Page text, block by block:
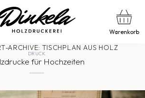
Warenkorb
ARCHIVE: TISCHPLAN AUS HOLZ
DRUCK
für Hochzeiten